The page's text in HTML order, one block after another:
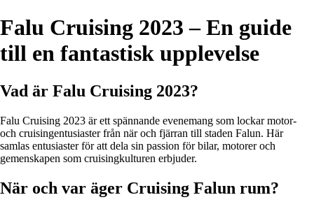
Falu Cruising 2023 – En guide
till en fantastisk upplevelse
Vad är Falu Cruising 2023?
Falu Cruising 2023 är ett spännande evenemang som lockar motor-
och cruisingentusiaster från när och fjärran till staden Falun. Här
samlas entusiaster för att dela sin passion för bilar, motorer och
gemenskapen som cruisingkulturen erbjuder.
När och var äger Cruising Falun rum?